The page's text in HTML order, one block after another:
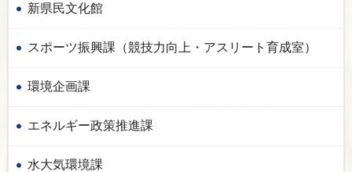
新県民文化館
スポーツ振興課（競技力向上・アスリート育成室）
環境企画課
エネルギー政策推進課
水大気環境課